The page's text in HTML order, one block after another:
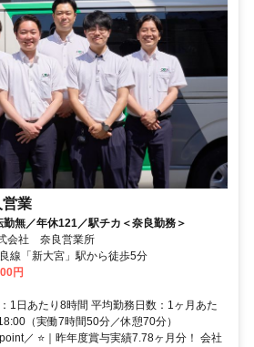
営業
無／年休121／駅チカ＜奈良勤務＞
会社 奈良営業所
線「新大宮」駅から徒歩5分
円
1日あたり8時間 平均勤務日数：1ヶ月あた
（実働7時間50分／休憩70分）
／ ⭐｜昨年度賞与実績7.78ヶ月分！ 会社